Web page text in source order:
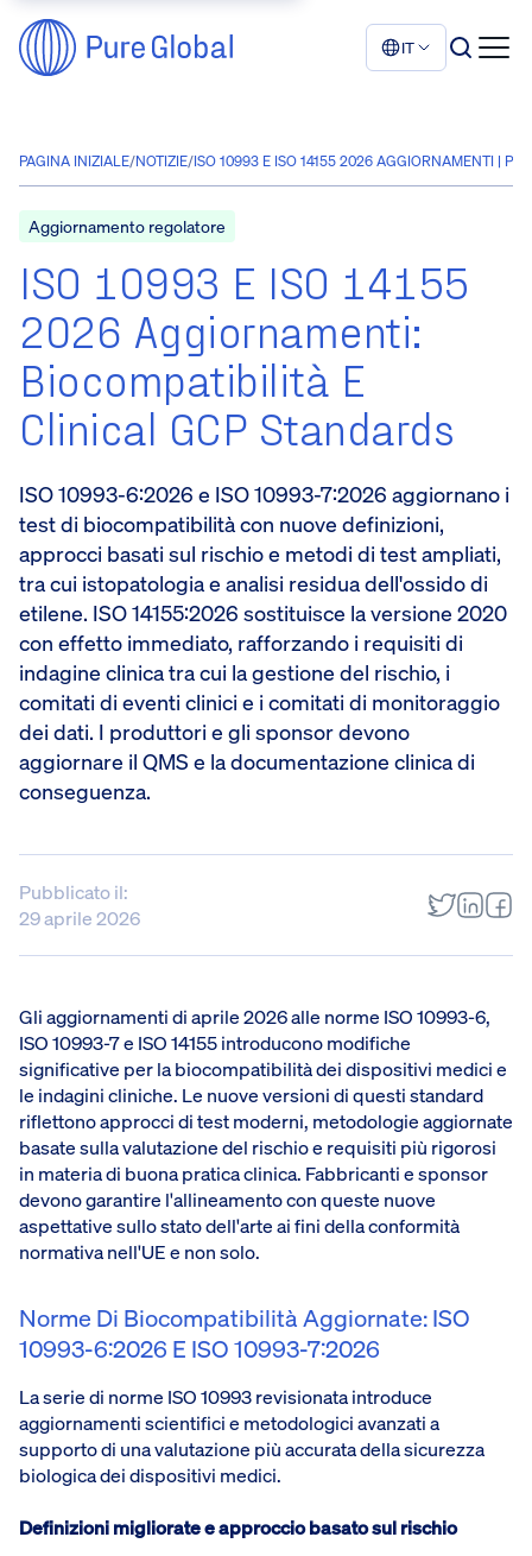
IT
PAGINA INIZIALE/NOTIZIE/ISO 10993 E ISO 14155 2026 AGGIORNAMENTI |
Aggiornamento regolatore
ISO 10993 E ISO 14155
2026 Aggiornamenti:
Biocompatibilità E
Clinical GCP Standards
ISO 10993-6:2026 e ISO 10993-7:2026 aggiornano i
test di biocompatibilità con nuove definizioni,
approcci basati sul rischio e metodi di test ampliati,
tra cui istopatologia e analisi residua dell'ossido di
etilene. ISO 14155:2026 sostituisce la versione 2020
con effetto immediato, rafforzando i requisiti di
indagine clinica tra cui la gestione del rischio, i
comitati di eventi clinici e i comitati di monitoraggio
dei dati. I produttori e gli sponsor devono
aggiornare il QMS e la documentazione clinica di
conseguenza.
Pubblicato il:
29 aprile 2026
Gli aggiornamenti di aprile 2026 alle norme ISO 10993-6,
ISO 10993-7 e ISO 14155 introducono modifiche
significative per la biocompatibilità dei dispositivi medici e
le indagini cliniche. Le nuove versioni di questi standard
riflettono approcci di test moderni, metodologie aggiornate
basate sulla valutazione del rischio e requisiti più rigorosi
in materia di buona pratica clinica. Fabbricanti e sponsor
devono garantire l'allineamento con queste nuove
aspettative sullo stato dell'arte ai fini della conformità
normativa nell'UE e non solo.
Norme Di Biocompatibilità Aggiornate: ISO
10993-6:2026 E ISO 10993-7:2026
La serie di norme ISO 10993 revisionata introduce
aggiornamenti scientifici e metodologici avanzati a
supporto di una valutazione più accurata della sicurezza
biologica dei dispositivi medici.
Definizioni migliorate e approccio basato sul rischio